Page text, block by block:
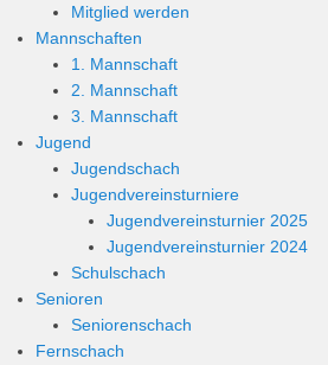
Mitglied werden
Mannschaften
1. Mannschaft
2. Mannschaft
3. Mannschaft
Jugend
Jugendschach
Jugendvereinsturniere
Jugendvereinsturnier 2025
Jugendvereinsturnier 2024
Schulschach
Senioren
Seniorenschach
Fernschach